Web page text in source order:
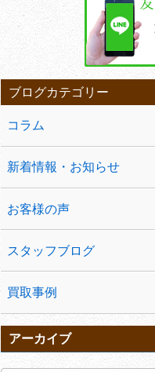
ブログカテゴリー
コラム
新着情報・お知らせ
お客様の声
スタッフブログ
買取事例
アーカイブ